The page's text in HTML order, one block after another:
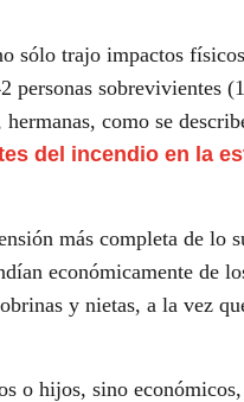
sólo trajo impactos
sobrevivientes
como se
del incendio en la
más completa de lo
económicamente de
y nietas, a la vez
o hijos, sino